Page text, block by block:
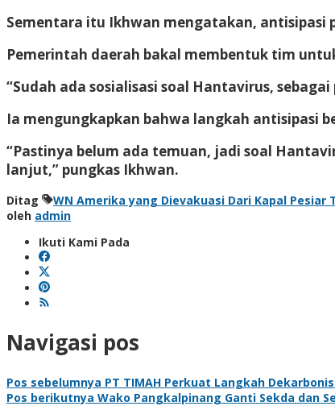
Sementara itu Ikhwan mengatakan, antisipasi
Pemerintah daerah bakal membentuk tim
“Sudah ada sosialisasi soal Hantavirus,
Ia mengungkapkan bahwa langkah antisipasi
“Pastinya belum ada temuan, jadi soal
lanjut,” pungkas Ikhwan.
Ditag
WN Amerika yang Dievakuasi Dari Kapal
oleh admin
Ikuti Kami Pada
Navigasi pos
Pos sebelumnya PT TIMAH Perkuat Langkah
Pos berikutnya Wako Pangkalpinang Ganti Sekda dan